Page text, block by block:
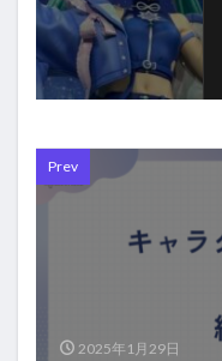
Prev
2025年1月29日